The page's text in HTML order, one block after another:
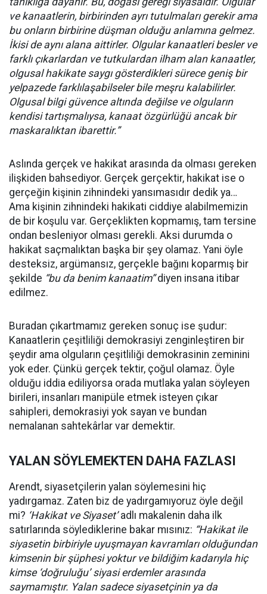
ve kanaatlerin, birbirinden ayrı tutulmaları gerekir ama
bu onların birbirine düşman olduğu anlamına gelmez.
İkisi de aynı alana aittirler. Olgular kanaatleri besler ve
farklı çıkarlardan ve tutkulardan ilham alan kanaatler,
olgusal hakikate saygı gösterdikleri sürece geniş bir
yelpazede farklılaşabilseler bile meşru kalabilirler.
Olgusal bilgi güvence altında değilse ve olguların
kendisi tartışmalıysa, kanaat özgürlüğü ancak bir
maskaralıktan ibarettir.”
Aslında gerçek ve hakikat arasında da olması gereken
ilişkiden bahsediyor. Gerçek gerçektir, hakikat ise o
gerçeğin kişinin zihnindeki yansımasıdır dedik ya…
Ama kişinin zihnindeki hakikati ciddiye alabilmemizin
de bir koşulu var. Gerçeklikten kopmamış, tam tersine
ondan besleniyor olması gerekli. Aksi durumda o
hakikat saçmalıktan başka bir şey olamaz. Yani öyle
desteksiz, argümansız, gerçekle bağını koparmış bir
şekilde “bu da benim kanaatim”diyen insana itibar
edilmez.
Buradan çıkartmamız gereken sonuç ise şudur:
Kanaatlerin çeşitliliği demokrasiyi zenginleştiren bir
şeydir ama olguların çeşitliliği demokrasinin zeminini
yok eder. Çünkü gerçek tektir, çoğul olamaz. Öyle
olduğu iddia ediliyorsa orada mutlaka yalan söyleyen
birileri, insanları manipüle etmek isteyen çıkar
sahipleri, demokrasiyi yok sayan ve bundan
nemalanan sahtekârlar var demektir.
YALAN SÖYLEMEKTEN DAHA FAZLASI
Arendt, siyasetçilerin yalan söylemesini hiç
yadırgamaz. Zaten biz de yadırgamıyoruz öyle değil
mi? ‘Hakikat ve Siyaset’adlı makalenin daha ilk
satırlarında söylediklerine bakar mısınız: “Hakikat ile
siyasetin birbiriyle uyuşmayan kavramları olduğundan
kimsenin bir şüphesi yoktur ve bildiğim kadarıyla hiç
kimse ‘doğruluğu’ siyasi erdemler arasında
saymamıştır. Yalan sadece siyasetçinin ya da